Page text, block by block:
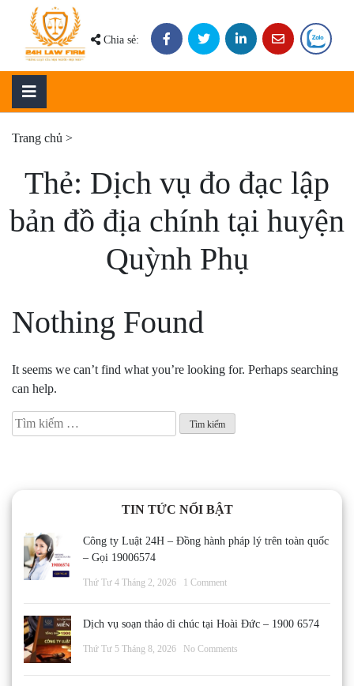
content
Chia sẻ:
Trang chủ >
Thẻ: Dịch vụ đo đạc lập
bản đồ địa chính tại huyện
Quỳnh Phụ
Nothing Found
It seems we can’t find what you’re looking for. Perhaps searching
can help.
Tìm
kiếm
TIN TỨC NỔI BẬT
Công ty Luật 24H – Đồng hành pháp lý trên toàn quốc
– Gọi 19006574
Thứ Tư 4 Tháng 2, 2026 1 Comment
Dịch vụ soạn thảo di chúc tại Hoài Đức – 1900 6574
Thứ Tư 5 Tháng 8, 2026 No Comments